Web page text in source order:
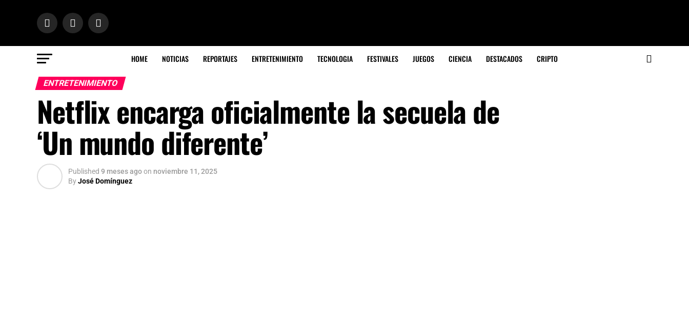
HOME NOTICIAS REPORTAJES ENTRETENIMIENTO TECNOLOGIA FESTIVALES JUEGOS CIENCIA DESTACADOS CRIPTO
ENTRETENIMIENTO
Netflix encarga oficialmente la secuela de
‘Un mundo diferente’
Published 9 meses agoon noviembre 11, 2025
ByJosé Domínguez